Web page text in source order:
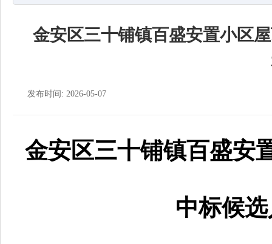
金安区三十铺镇百盛安置小区
发布时间: 2026-05-07
金安区三十铺镇百盛安
中标候